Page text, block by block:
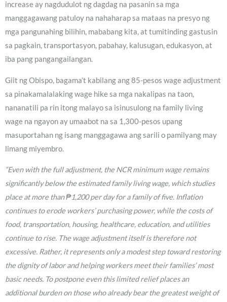
increase ay nagdudulot ng dagdag na pasanin sa mga
manggagawang patuloy na nahaharap sa mataas na presyo ng
mga pangunahing bilihin, mababang kita, at tumitinding gastusin
sa pagkain, transportasyon, pabahay, kalusugan, edukasyon, at
iba pang pangangailangan.
Giit ng Obispo, bagama’t kabilang ang 85-pesos wage adjustment
sa pinakamalalaking wage hike sa mga nakalipas na taon,
nananatili pa rin itong malayo sa isinusulong na family living
wage na ngayon ay umaabot na sa 1,300-pesos upang
masuportahan ng isang manggagawa ang sarili o pamilyang may
limang miyembro.
“Even with the full adjustment, the NCR minimum wage remains
significantly below the estimated family living wage, which studies
place at more than ₱1,200 per day for a family of five. Inflation
continues to erode workers’ purchasing power, while the costs of
food, transportation, housing, healthcare, education, and utilities
continue to rise. The wage adjustment itself is therefore not
excessive. Rather, it represents only a modest step toward restoring
the dignity of labor and helping workers meet their families’ most
basic needs. To postpone even this limited relief places an
additional burden on those who already bear the greatest weight of